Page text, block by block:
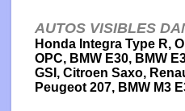
AUTOS VISIBLES
Honda Integra Type R,
OPC, BMW E30, BMW
GSI, Citroen Saxo,
Peugeot 207, BMW M3